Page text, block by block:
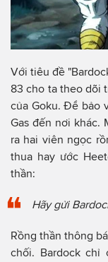
Với tiêu đề
83 cho ta theo dõi
của Goku. Để bảo
Gas đến nơi khác.
ra hai viên ngọc
thua hay ước
thần:
Hãy gửi
Rồng thần thông
chối. Bardock chỉ